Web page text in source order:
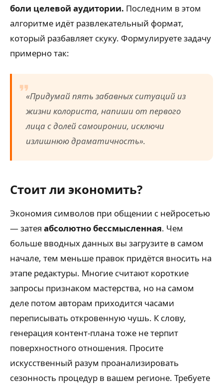
боли целевой аудитории. Последним в этом
алгоритме идёт развлекательный формат,
который разбавляет скуку. Формулируете задачу
примерно так:
«Придумай пять забавных ситуаций из
жизни колориста, напиши от первого
лица с долей самоиронии, исключи
излишнюю драматичность».
Стоит ли экономить?
Экономия символов при общении с нейросетью
— затея абсолютно бессмысленная. Чем
больше вводных данных вы загрузите в самом
начале, тем меньше правок придётся вносить на
этапе редактуры. Многие считают короткие
запросы признаком мастерства, но на самом
деле потом авторам приходится часами
переписывать откровенную чушь. К слову,
генерация контент-плана тоже не терпит
поверхностного отношения. Просите
искусственный разум проанализировать
сезонность процедур в вашем регионе. Требуете